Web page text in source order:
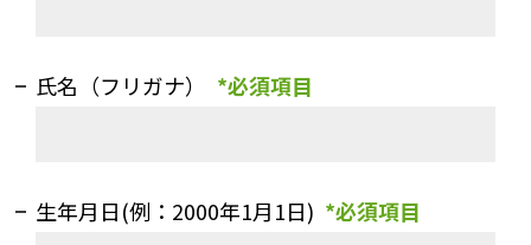
氏名（フリガナ） *必須項目
生年月日(例：2000年1月1日) *必須項目